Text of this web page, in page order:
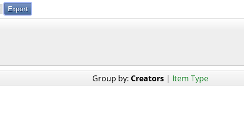
Group by: Creators | Item Type